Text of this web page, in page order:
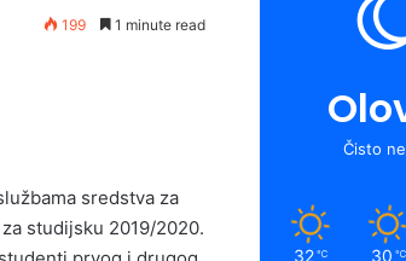
199 1 minute read
sredstva za
studijsku 2019/2020.
Čisto
32 ℃ 30 ℃